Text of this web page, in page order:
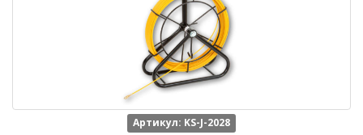
Артикул: KS-J-2028